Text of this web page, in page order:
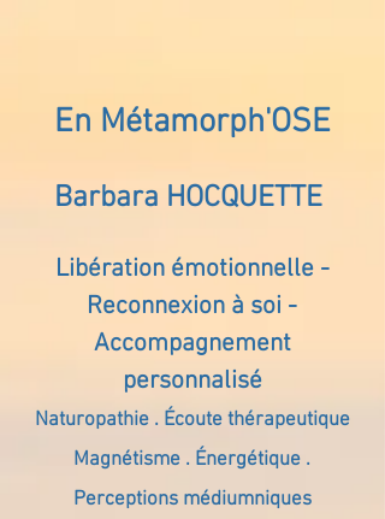
En Métamorph'OSE
Barbara HOCQUETTE
Libération émotionnelle -
Reconnexion à soi -
Accompagnement
personnalisé
Naturopathie . Écoute thérapeutique
Magnétisme . Énergétique .
Perceptions médiumniques